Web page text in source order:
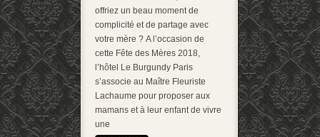
offriez un beau moment de
complicité et de partage avec
votre mère ? A l’occasion de
cette Fête des Mères 2018,
l’hôtel Le Burgundy Paris
s’associe au Maître Fleuriste
Lachaume pour proposer aux
mamans et à leur enfant de vivre
une